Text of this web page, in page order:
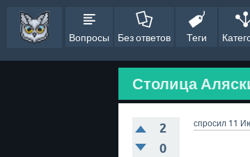
Вопросы Без ответов Теги
Столица
2
0
спросил 11